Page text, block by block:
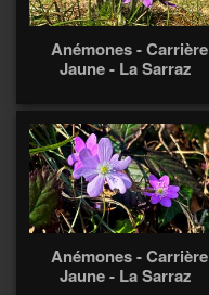
Anémones - Carrière
Jaune - La Sarraz
Anémones - Carrière
Jaune - La Sarraz